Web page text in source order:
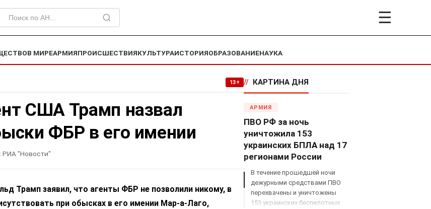
☰
В МИРЕАРМИЯПРОИСШЕСТВИЯКУЛЬТУРАИСТОРИЯОБРАЗОВАНИЕНАУКА
13+
США Трамп назвал
ФБР в его имении
РИА "Новости"
Трамп заявил, что агенты ФБР не позволили никому, в
при обысках в его имении Мар-а-Лаго,
// КАРТИНА ДНЯ
АРМИЯ
ПВО РФ за ночь
уничтожила 153
украинских БПЛА над 17
регионами России
В течение прошедшей ночи
дежурными средствами ПВО
перехвачены и уничтожены
153 украинских беспилотных